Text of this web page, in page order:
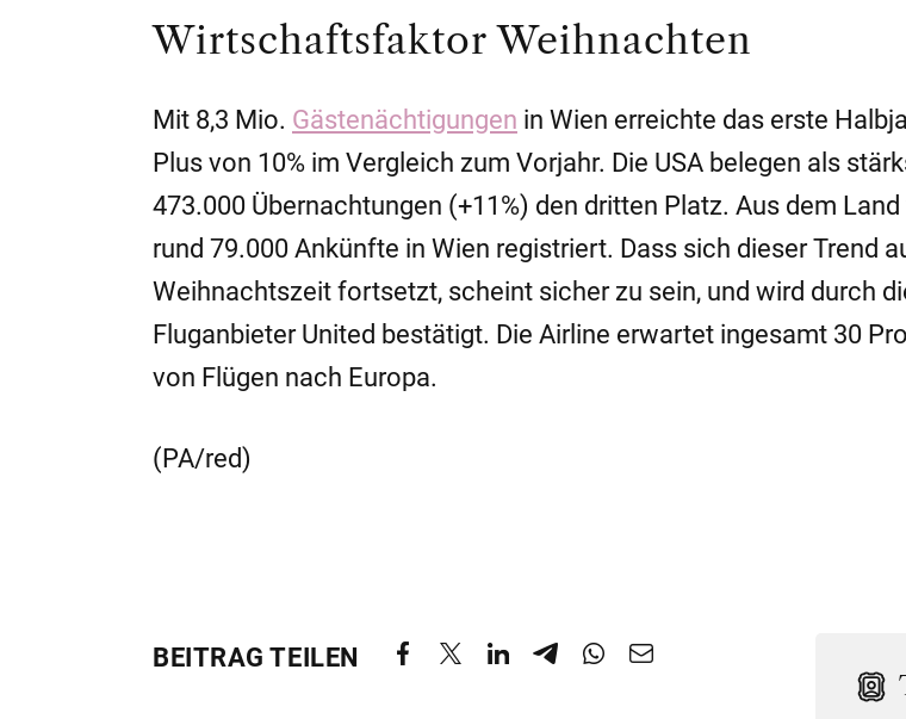
Wirtschaftsfaktor Weihnachten
Mit 8,3 Mio. Gästenächtigungen in Wien erreichte das erste
Plus von 10% im Vergleich zum Vorjahr. Die USA belegen als
473.000 Übernachtungen (+11%) den dritten Platz. Aus dem
rund 79.000 Ankünfte in Wien registriert. Dass sich dieser Trend
Weihnachtszeit fortsetzt, scheint sicher zu sein, und wird durch
Fluganbieter United bestätigt. Die Airline erwartet ingesamt 30
von Flügen nach Europa.
(PA/red)
BEITRAG TEILEN